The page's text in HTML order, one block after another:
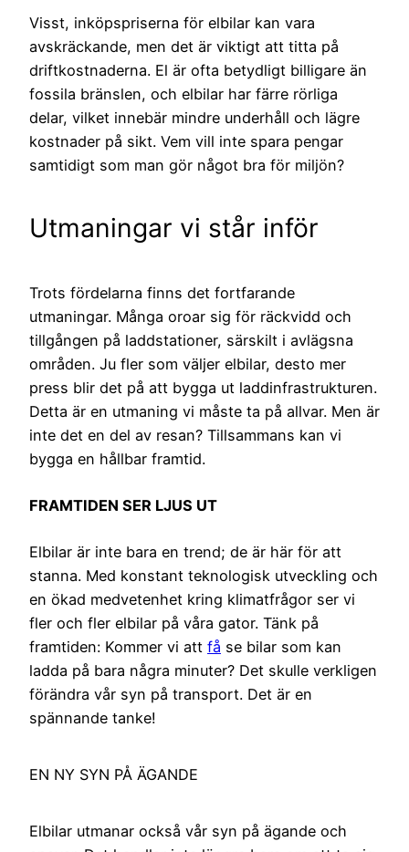
Visst, inköpspriserna för elbilar kan vara
avskräckande, men det är viktigt att titta på
driftkostnaderna. El är ofta betydligt billigare än
fossila bränslen, och elbilar har färre rörliga
delar, vilket innebär mindre underhåll och lägre
kostnader på sikt. Vem vill inte spara pengar
samtidigt som man gör något bra för miljön?
Utmaningar vi står inför
Trots fördelarna finns det fortfarande
utmaningar. Många oroar sig för räckvidd och
tillgången på laddstationer, särskilt i avlägsna
områden. Ju fler som väljer elbilar, desto mer
press blir det på att bygga ut laddinfrastrukturen.
Detta är en utmaning vi måste ta på allvar. Men är
inte det en del av resan? Tillsammans kan vi
bygga en hållbar framtid.
FRAMTIDEN SER LJUS UT
Elbilar är inte bara en trend; de är här för att
stanna. Med konstant teknologisk utveckling och
en ökad medvetenhet kring klimatfrågor ser vi
fler och fler elbilar på våra gator. Tänk på
framtiden: Kommer vi att få se bilar som kan
ladda på bara några minuter? Det skulle verkligen
förändra vår syn på transport. Det är en
spännande tanke!
EN NY SYN PÅ ÄGANDE
Elbilar utmanar också vår syn på ägande och